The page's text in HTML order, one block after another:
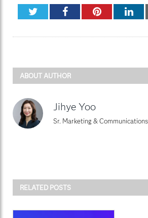
TwitterFacebookPinterest
ABOUT AUTHOR
Jihye Yoo
Sr. Marketing &
RELATED POSTS